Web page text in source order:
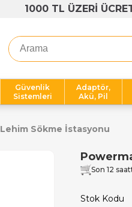
1000 TL ÜZERİ
Güvenlik
Sistemleri
Adaptör,
Akü, Pil
Lehim Sökme İstasyonu
Son 12
Stok Kodu